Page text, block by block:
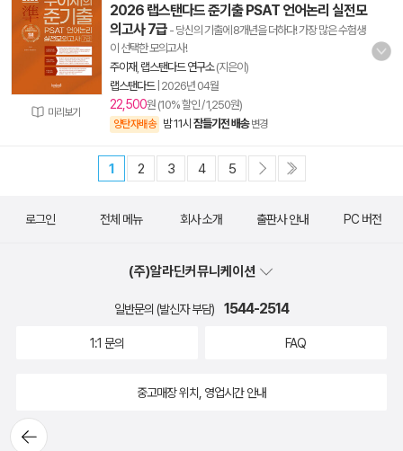
미리보기
2026 랩스탠다드 준기출 PSAT 언어논리 실전모
의고사 7급 - 당신의 기출에 8개년을 더하다! 가장 많은 수험생
이 선택한 모의고사!
주이재 랩스탠다드 연구소(지은이)
랩스탠다드| 2026년 04월
22,500원 (10% 할인 / 1,250원)
양탄자배송 밤 11시 잠들기전 배송 변경
1 2 3 4 5
뒤로가
로그인 전체 메뉴 회사 소개 출판사 안내 PC 버전
(주)알라딘커뮤니케이션
일반문의 (발신자 부담) 1544-2514
1:1 문의 FAQ
중고매장 위치, 영업시간 안내